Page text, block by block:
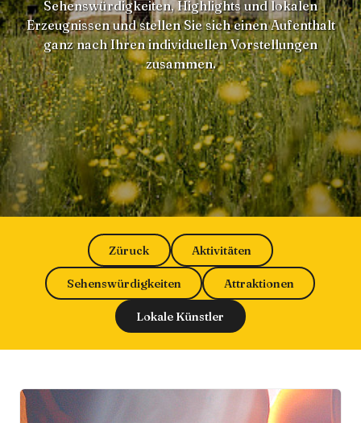
Sehenswürdigkeiten, Highlights und lokalen
Erzeugnissen und stellen Sie sich einen Aufenthalt
ganz nach Ihren individuellen Vorstellungen
zusammen.
Züruck Aktivitäten
Sehenswürdigkeiten Attraktionen
Lokale Künstler